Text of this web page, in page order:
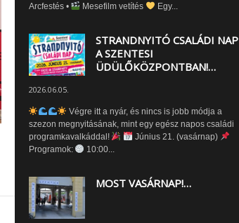
Arcfestés •
Mesefilm vetítés Egy...
STRANDNYITÓ CSALÁDI NAP
A SZENTESI
ÜDÜLŐKÖZPONTBAN!…
2026.06.05.
Végre itt a nyár, és nincs is jobb módja a
szezon megnyitásának, mint egy egész napos családi
programkavalkáddal!
Június 21. (vasárnap)
Programok:
10:00...
MOST VASÁRNAP!…